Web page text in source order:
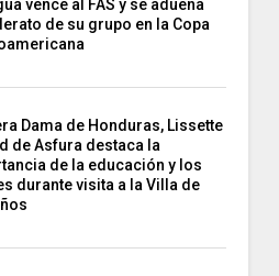
vence al FAS y se adueña
de su grupo en la Copa
Dama de Honduras, Lissette
de Asfura destaca la
de la educación y los
durante visita a la Villa de